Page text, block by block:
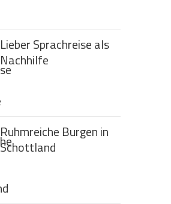
Lieber Sprachreise als
Nachhilfe
Ruhmreiche Burgen in
Schottland